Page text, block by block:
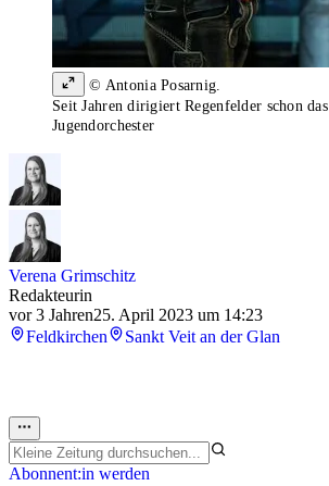
© Antonia Posarnig.
Seit Jahren dirigiert Regenfelder schon das
Jugendorchester
Verena Grimschitz
Redakteurin
vor 3 Jahren25. April 2023 um 14:23
Feldkirchen
Sankt Veit an der Glan
Abonnent:in werden